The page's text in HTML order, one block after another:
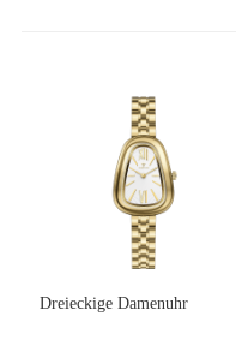
Dreieckige Damenuhr